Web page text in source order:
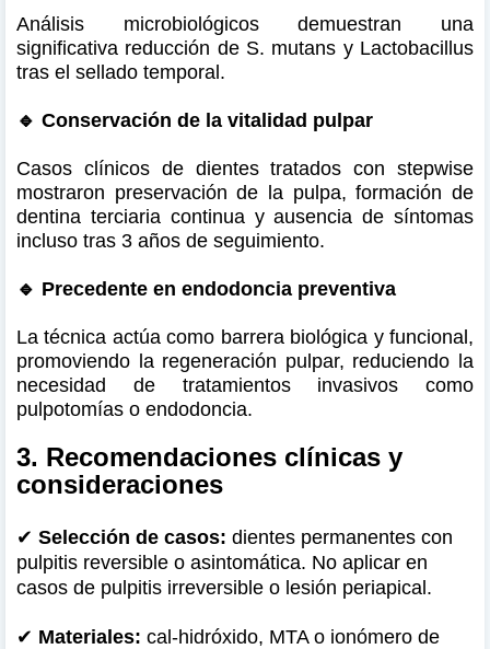
Análisis microbiológicos demuestran una
significativa reducción de S. mutans y Lactobacillus
tras el sellado temporal.
🔹 Conservación de la vitalidad pulpar
Casos clínicos de dientes tratados con stepwise
mostraron preservación de la pulpa, formación de
dentina terciaria continua y ausencia de síntomas
incluso tras 3 años de seguimiento.
🔹 Precedente en endodoncia preventiva
La técnica actúa como barrera biológica y funcional,
promoviendo la regeneración pulpar, reduciendo la
necesidad de tratamientos invasivos como
pulpotomías o endodoncia.
3. Recomendaciones clínicas y
consideraciones
✔ Selección de casos: dientes permanentes con
pulpitis reversible o asintomática. No aplicar en
casos de pulpitis irreversible o lesión periapical.
✔ Materiales: cal‑hidróxido, MTA o ionómero de